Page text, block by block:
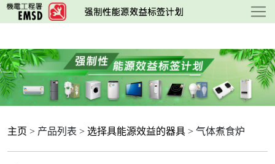
跳
至
要
内
容
主页 > 产品列表 > 选择具能源效益的器具 > 气体煮食炉